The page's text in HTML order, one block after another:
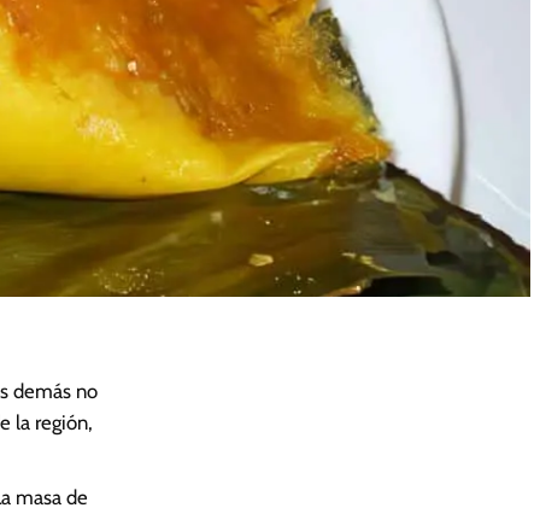
demás no
la región,
masa de